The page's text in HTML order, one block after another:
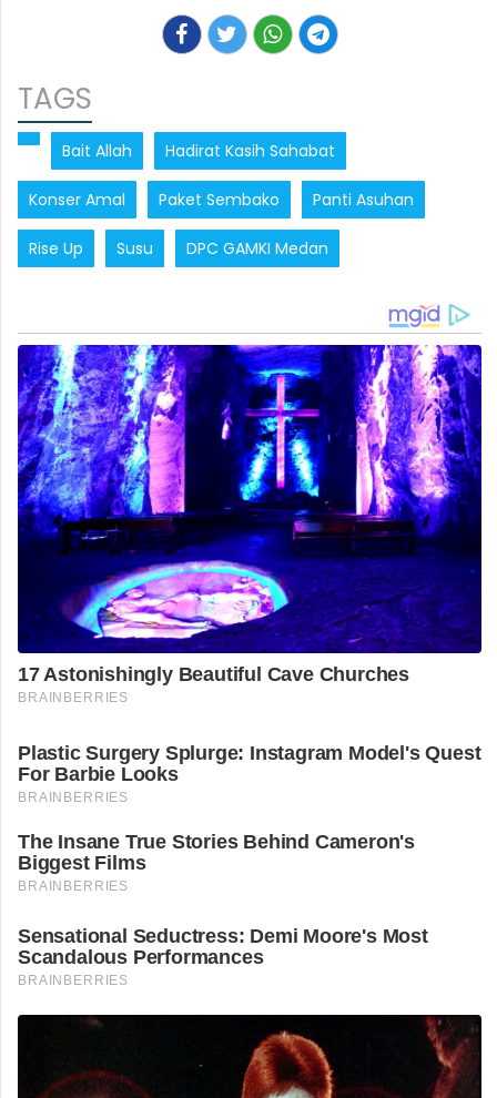
TAGS
Bait Allah Hadirat Kasih Sahabat
Konser Amal Paket Sembako Panti Asuhan
Rise Up Susu DPC GAMKI Medan